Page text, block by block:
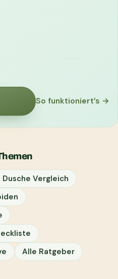
So funktioniert’s →
Dusche Vergleich
Alle Ratgeber